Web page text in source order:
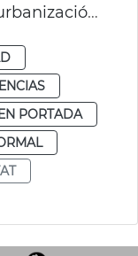
Presentación vecindario reurbanización plaza Russafa
PORTADA